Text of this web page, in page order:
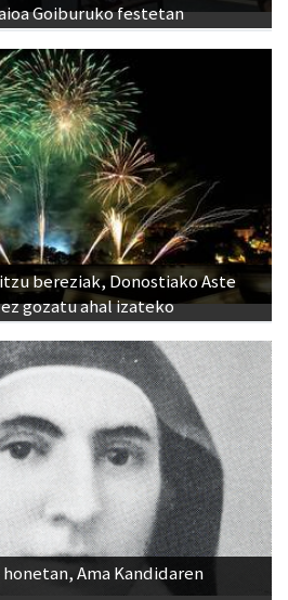
Goiburuko festetan
bereziak, Donostiako Aste
gozatu ahal izateko
Ama Kandidaren